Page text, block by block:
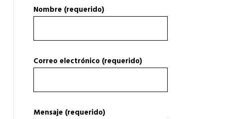
Nombre (requerido)
Correo electrónico (requerido)
Mensaje (requerido)